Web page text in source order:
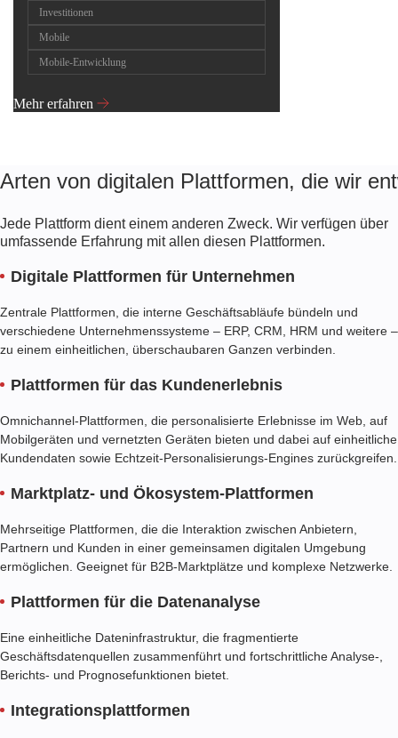
Investitionen
Mobile
Mobile-Entwicklung
Mehr erfahren
Arten von digitalen Plattformen, die wir
Jede Plattform dient einem anderen Zweck. Wir verfügen über
umfassende Erfahrung mit allen diesen Plattformen.
Digitale Plattformen für Unternehmen
Zentrale Plattformen, die interne Geschäftsabläufe bündeln und
verschiedene Unternehmenssysteme – ERP, CRM, HRM und weitere –
zu einem einheitlichen, überschaubaren Ganzen verbinden.
Plattformen für das Kundenerlebnis
Omnichannel-Plattformen, die personalisierte Erlebnisse im Web, auf
Mobilgeräten und vernetzten Geräten bieten und dabei auf einheitliche
Kundendaten sowie Echtzeit-Personalisierungs-Engines zurückgreifen.
Marktplatz- und Ökosystem-Plattformen
Mehrseitige Plattformen, die die Interaktion zwischen Anbietern,
Partnern und Kunden in einer gemeinsamen digitalen Umgebung
ermöglichen. Geeignet für B2B-Marktplätze und komplexe Netzwerke.
Plattformen für die Datenanalyse
Eine einheitliche Dateninfrastruktur, die fragmentierte
Geschäftsdatenquellen zusammenführt und fortschrittliche Analyse-,
Berichts- und Prognosefunktionen bietet.
Integrationsplattformen